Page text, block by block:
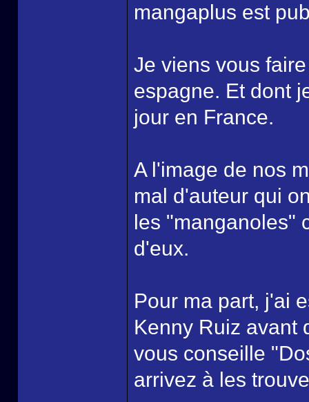
mangaplus est
Je viens vous
espagne. Et dont
jour en France.
A l'image de nos
mal d'auteur qui
les "manganoles"
d'eux.
Pour ma part, j'ai
Kenny Ruiz avant
vous conseille
arrivez à les